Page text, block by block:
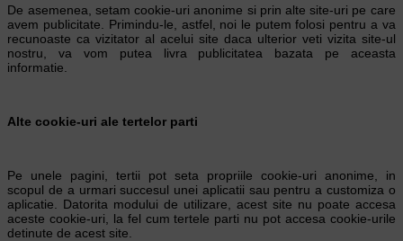
De asemenea, setam cookie-uri anonime si prin alte site-uri pe care
avem publicitate. Primindu-le, astfel, noi le putem folosi pentru a va
recunoaste ca vizitator al acelui site daca ulterior veti vizita site-ul
nostru, va vom putea livra publicitatea bazata pe aceasta
informatie.
Alte cookie-uri ale tertelor parti
Pe unele pagini, tertii pot seta propriile cookie-uri anonime, in
scopul de a urmari succesul unei aplicatii sau pentru a customiza o
aplicatie. Datorita modului de utilizare, acest site nu poate accesa
aceste cookie-uri, la fel cum tertele parti nu pot accesa cookie-urile
detinute de acest site.